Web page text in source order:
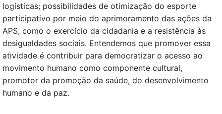
logísticas; possibilidades de otimização do esporte
participativo por meio do aprimoramento das ações da
APS, como o exercício da cidadania e a resistência às
desigualdades sociais. Entendemos que promover essa
atividade é contribuir para democratizar o acesso ao
movimento humano como componente cultural,
promotor da promoção da saúde, do desenvolvimento
humano e da paz.